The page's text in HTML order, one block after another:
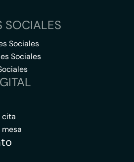
SOCIALES
Sociales
Sociales
cita